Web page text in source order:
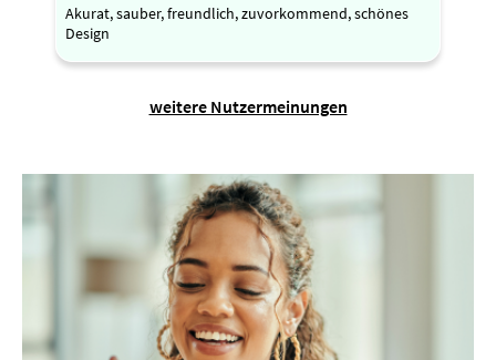
Akurat, sauber, freundlich, zuvorkommend, schönes
Design
weitere Nutzermeinungen